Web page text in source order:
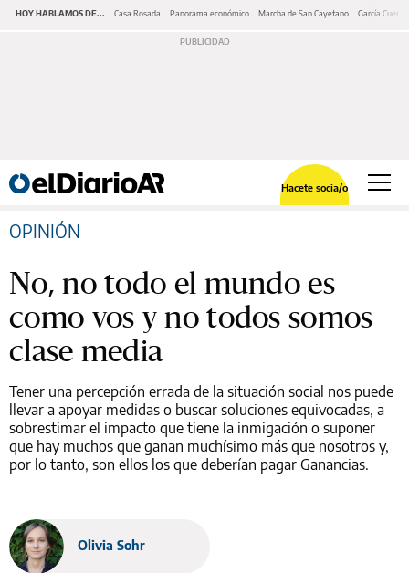
HOY HABLAMOS DE... Casa Rosada Panorama económico Marcha de San Cayetano García Cuerva
Hacete socia/o
OPINIÓN
No, no todo el mundo es
como vos y no todos somos
clase media
Tener una percepción errada de la situación social nos puede
llevar a apoyar medidas o buscar soluciones equivocadas, a
sobrestimar el impacto que tiene la inmigación o suponer
que hay muchos que ganan muchísimo más que nosotros y,
por lo tanto, son ellos los que deberían pagar Ganancias.
Olivia Sohr